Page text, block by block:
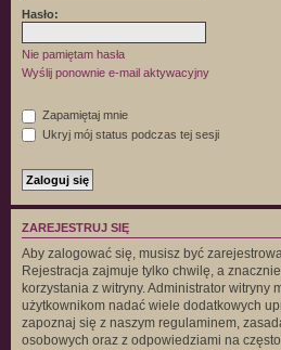
Hasło:
Nie pamiętam hasła
Wyślij ponownie e-mail aktywacyjny
Zapamiętaj mnie
Ukryj mój status podczas tej sesji
ZAREJESTRUJ SIĘ
Aby zalogować się, musisz być
Rejestracja zajmuje tylko chwilę, a
korzystania z witryny. Administrator witryny
użytkownikom nadać wiele dodatkowych
zapoznaj się z naszym regulaminem,
osobowych oraz z odpowiedziami na